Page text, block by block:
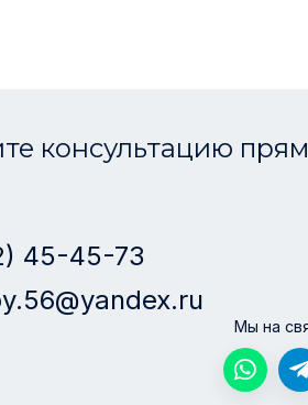
консультацию
45-45-73
Мы на